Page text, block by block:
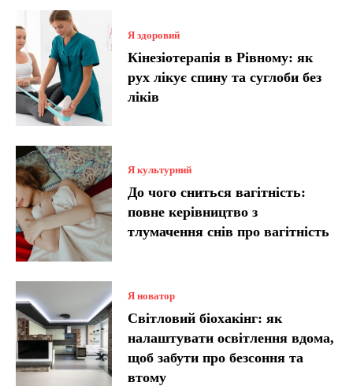
Я здоровий
Кінезіотерапія в Рівному: як
рух лікує спину та суглоби без
ліків
Я культурний
До чого сниться вагітність:
повне керівництво з
тлумачення снів про вагітність
Я новатор
Світловий біохакінг: як
налаштувати освітлення вдома,
щоб забути про безсоння та
втому